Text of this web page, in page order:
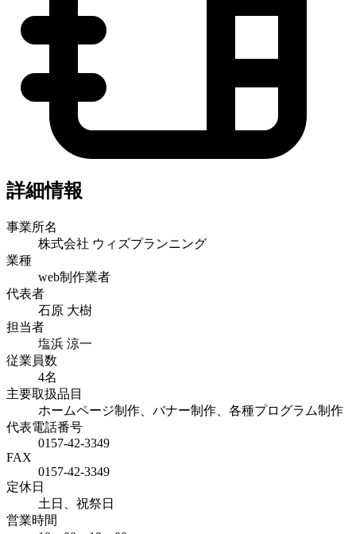
詳細情報
事業所名
株式会社 ウィズプランニング
業種
web制作業者
代表者
石原 大樹
担当者
塩浜 涼一
従業員数
4名
主要取扱品目
ホームページ制作、バナー制作、各種プログラム制作
代表電話番号
0157-42-3349
FAX
0157-42-3349
定休日
土日、祝祭日
営業時間